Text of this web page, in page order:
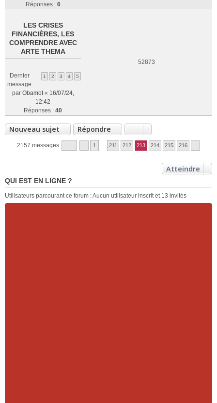
Réponses : 6
LES CRISES
FINANCIÈRES, LES
COMPRENDRE AVEC
ARTE THEMA
1 2 3 4 5
Dernier
message
par Obamot« 16/07/24,
12:42
Réponses : 40
52873
Nouveau sujet Répondre
2157 messages 1 211 212 213 214 215 216
Atteindre
QUI EST EN LIGNE ?
Utilisateurs parcourant ce forum : Aucun utilisateur inscrit et 13 invités